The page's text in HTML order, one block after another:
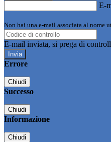
E-
Non hai una e-mail associata al nome
E-mail inviata, si prega di
Errore
Chiudi
Successo
Chiudi
Informazione
Chiudi